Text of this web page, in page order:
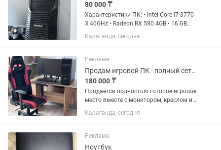
80 000 ₸
Характеристики ПК: • Intel Core i7-3770
3.40GHz • Radeon RX 580 4GB • 16 GB
DDR3 • SSD 512 gb Можно будет
проверить на месте, работает шустро,
Караганда, сегодня
Реклама
Продам игровой ПК - полный сетап
180 000 ₸
Продаётся полностью готовое игровое
место вместе с монитором, креслом и
периферией. Характеристики ПК: • Intel
Core i7-3770 3.40GHz • Radeon RX 580
•...
Караганда, сегодня
Реклама
Ноутбук